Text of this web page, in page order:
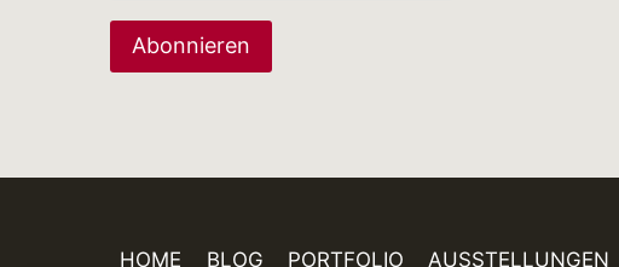
HOME BLOG PORTFOLIO AUSSTELLUNGEN